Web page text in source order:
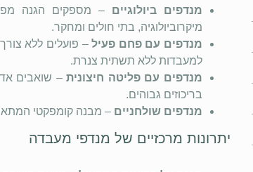
מנדפים ביולוגיים
מיקרוביולוגיה, בתי חולים ומחקר.
מנדפים עם פחם פעיל– פועלים ללא
למעבדות ללא תשתית צנרת.
מנדפים עם פליטה חיצונית– שואבים
בריכוזים גבוהים.
מנדפים שולחניים – מבנה קומפקטי
יתרונות מרכזיים של מנדפי מעבדה